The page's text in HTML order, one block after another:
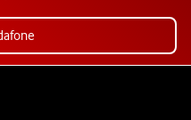
de Vodafone